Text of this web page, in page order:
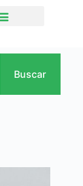
Buscar